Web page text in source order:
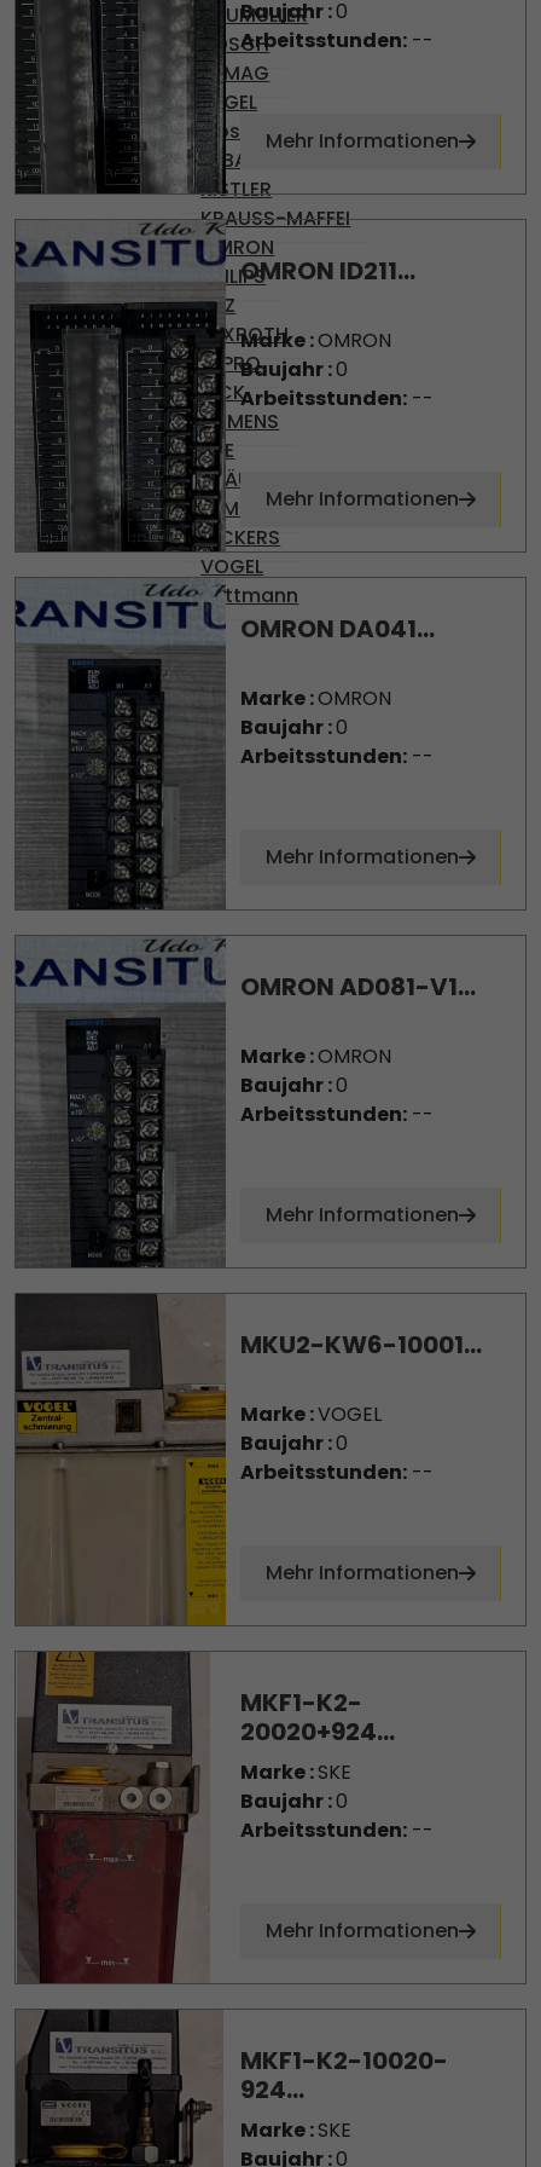
BAUMULLER
BOSCH
DEMAG
ENGEL
Gossen
KEBA
KISTLER
KRAUSS-MAFFEI
OMRON
PHILIPS
PILZ
REXROTH
SEPRO
SICK
SIEMENS
SKE
STÄUBLI
TEMP AG
VICKERS
VOGEL
Wittmann
Baujahr :0
Arbeitsstunden:--
Mehr Informationen
OMRON ID211...
Marke :OMRON
Baujahr :0
Arbeitsstunden:--
Mehr Informationen
OMRON DA041...
Marke :OMRON
Baujahr :0
Arbeitsstunden:--
Mehr Informationen
OMRON AD081-V1...
Marke :OMRON
Baujahr :0
Arbeitsstunden:--
Mehr Informationen
MKU2-KW6-10001...
Marke :VOGEL
Baujahr :0
Arbeitsstunden:--
Mehr Informationen
MKF1-K2-
20020+924...
Marke :SKE
Baujahr :0
Arbeitsstunden:--
Mehr Informationen
MKF1-K2-10020-
924...
Marke :SKE
Baujahr :0